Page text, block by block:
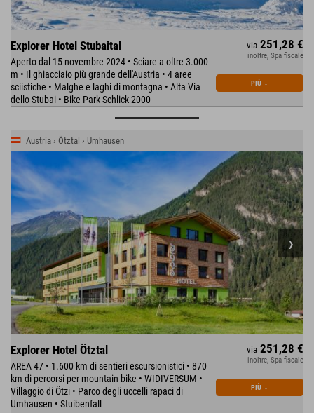
Explorer Hotel Stubaital
Aperto dal 15 novembre 2024 • Sciare a oltre 3.000
m • Il ghiacciaio più grande dell'Austria • 4 aree
sciistiche • Malghe e laghi di montagna • Alta Via
dello Stubai • Bike Park Schlick 2000
via 251,28 €
inoltre, Spa fiscale
PIÙ ↓
Austria › Ötztal › Umhausen
Explorer Hotel Ötztal
AREA 47 • 1.600 km di sentieri escursionistici • 870
km di percorsi per mountain bike • WIDIVERSUM •
Villaggio di Ötzi • Parco degli uccelli rapaci di
Umhausen • Stuibenfall
via 251,28 €
inoltre, Spa fiscale
PIÙ ↓